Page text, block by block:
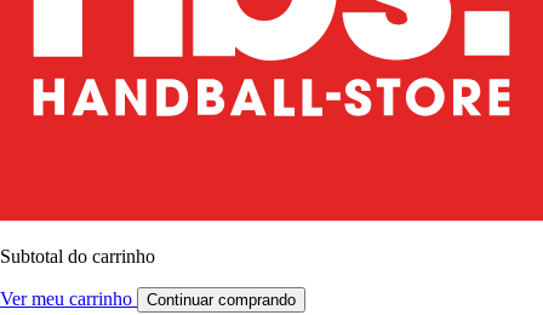
Subtotal do carrinho
Ver meu carrinho Continuar comprando